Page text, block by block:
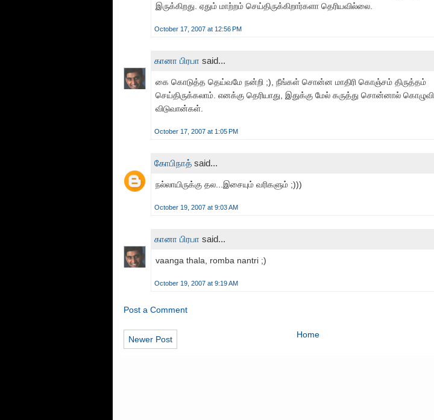
இருக்கிறது. ஏதும் மாற்றம் செய்திருக்கிறார்களா தெரியவில்லை.
October 17, 2007 at 12:56 PM
கானா பிரபா said...
கை கொடுத்த தெய்வமே நன்றி ;), நீங்கள் சொன்ன மாதிரி கொஞ்சம் திருத்தம்
செய்திருக்கலாம். எனக்கு தெரியாது, இதுக்கு மேல் கருத்து சொன்னால் கொழுவி
விடுவான்கள்.
October 17, 2007 at 1:05 PM
கோபிநாத் said...
நல்லாயிருக்கு தல...இசையும் வரிகளும் ;)))
October 19, 2007 at 9:03 AM
கானா பிரபா said...
vaanga thala, romba nantri ;)
October 19, 2007 at 9:19 AM
Post a Comment
Newer Post Home